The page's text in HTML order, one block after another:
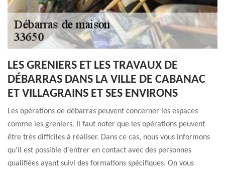
LES GRENIERS ET LES TRAVAUX DE
DÉBARRAS DANS LA VILLE DE CABANAC
ET VILLAGRAINS ET SES ENVIRONS
Les opérations de débarras peuvent concerner les espaces
comme les greniers. Il faut noter que les opérations peuvent
être très difficiles à réaliser. Dans ce cas, nous vous informons
qu'il est possible d'entrer en contact avec des personnes
qualifiées ayant suivi des formations spécifiques. On vous